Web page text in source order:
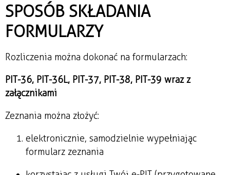
SPOSÓB SKŁADANIA
FORMULARZY
Rozliczenia można dokonać na formularzach:
PIT-36, PIT-36L, PIT-37, PIT-38, PIT-39 wraz z
załącznikami
Zeznania można złożyć:
elektronicznie, samodzielnie wypełniając
formularz zeznania